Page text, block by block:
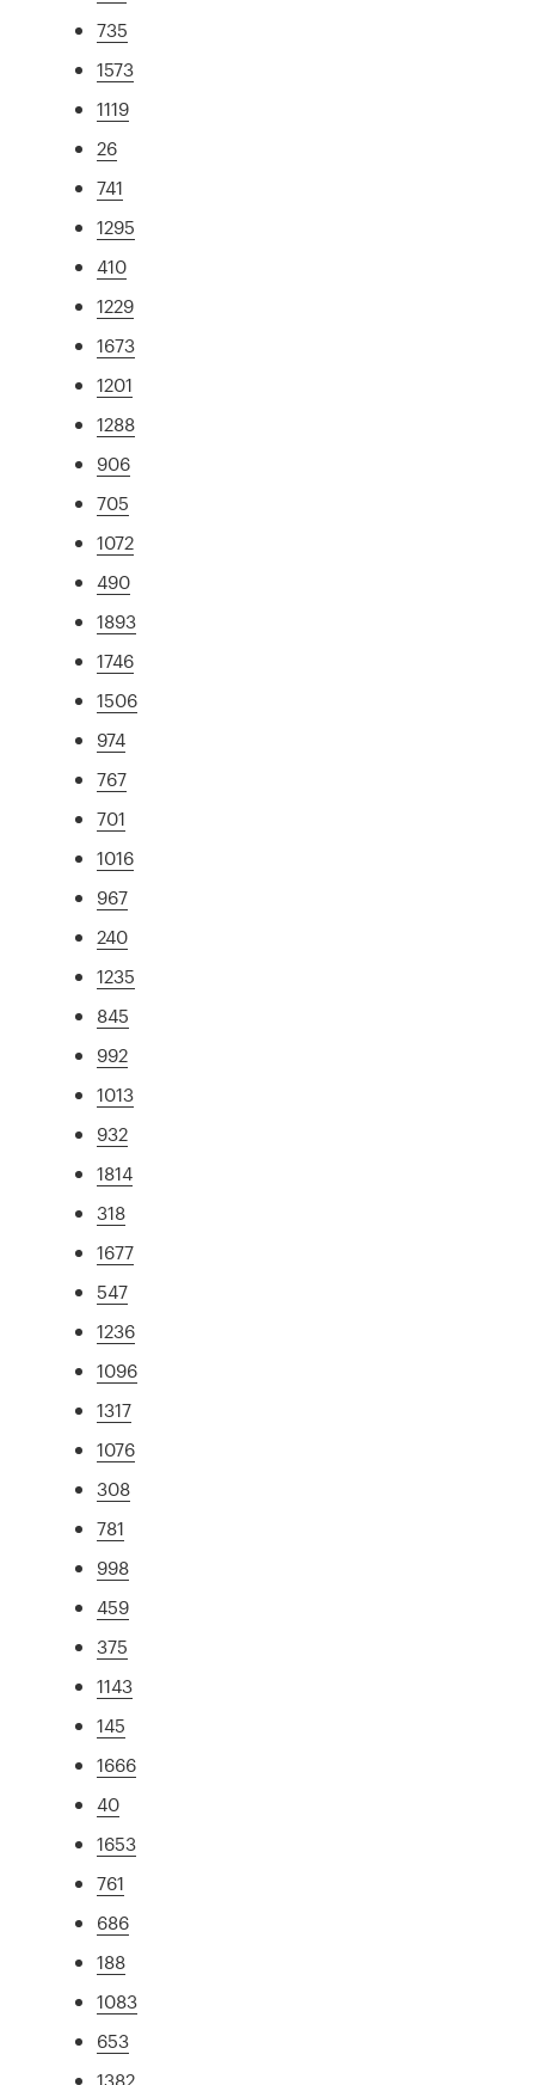
735
1573
1119
26
741
1295
410
1229
1673
1201
1288
906
705
1072
490
1893
1746
1506
974
767
701
1016
967
240
1235
845
992
1013
932
1814
318
1677
547
1236
1096
1317
1076
308
781
998
459
375
1143
145
1666
40
1653
761
686
188
1083
653
1382